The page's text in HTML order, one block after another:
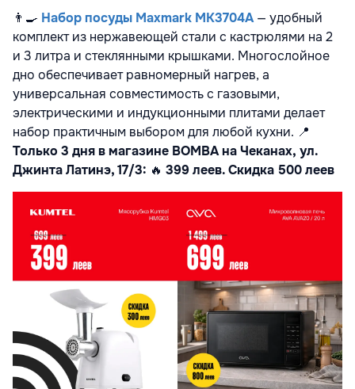
👨‍🍳 Набор посуды Maxmark MK3704A — удобный
комплект из нержавеющей стали с кастрюлями на 2
и 3 литра и стеклянными крышками. Многослойное
дно обеспечивает равномерный нагрев, а
универсальная совместимость с газовыми,
электрическими и индукционными плитами делает
набор практичным выбором для любой кухни. 📍
Только 3 дня в магазине BOMBA на Чеканах, ул.
Джинта Латинэ, 17/3: 🔥 399 леев. Скидка 500 леев